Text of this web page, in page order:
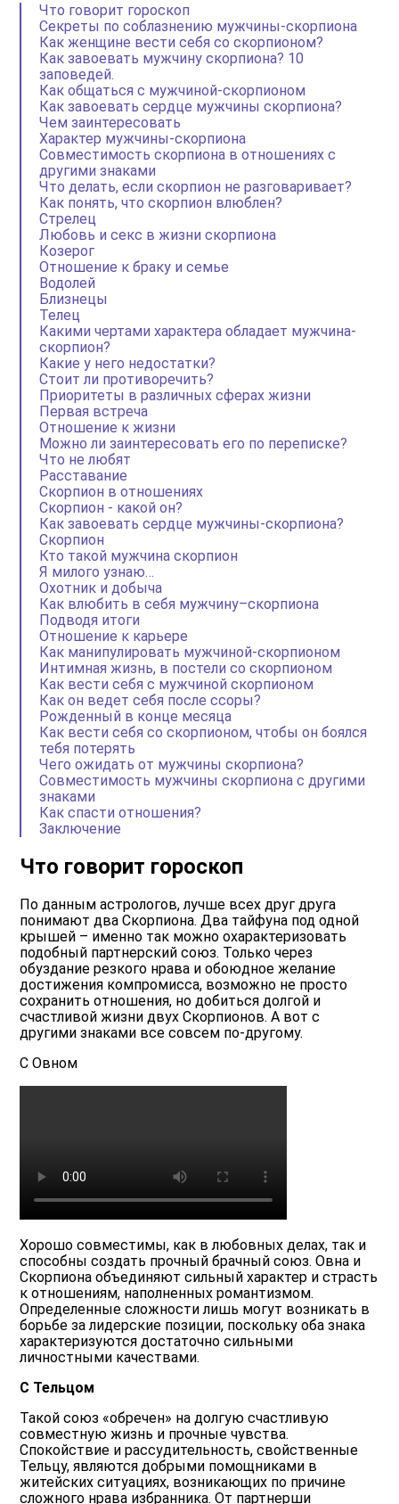
Что говорит гороскоп
Секреты по соблазнению мужчины-скорпиона
Как женщине вести себя со скорпионом?
Как завоевать мужчину скорпиона? 10
заповедей.
Как общаться с мужчиной-скорпионом
Как завоевать сердце мужчины скорпиона?
Чем заинтересовать
Характер мужчины-скорпиона
Совместимость скорпиона в отношениях с
другими знаками
Что делать, если скорпион не разговаривает?
Как понять, что скорпион влюблен?
Стрелец
Любовь и секс в жизни скорпиона
Козерог
Отношение к браку и семье
Водолей
Близнецы
Телец
Какими чертами характера обладает мужчина-
скорпион?
Какие у него недостатки?
Стоит ли противоречить?
Приоритеты в различных сферах жизни
Первая встреча
Отношение к жизни
Можно ли заинтересовать его по переписке?
Что не любят
Расставание
Скорпион в отношениях
Скорпион - какой он?
Как завоевать сердце мужчины-скорпиона?
Скорпион
Кто такой мужчина скорпион
Я милого узнаю…
Охотник и добыча
Как влюбить в себя мужчину–скорпиона
Подводя итоги
Отношение к карьере
Как манипулировать мужчиной-скорпионом
Интимная жизнь, в постели со скорпионом
Как вести себя с мужчиной скорпионом
Как он ведет себя после ссоры?
Рожденный в конце месяца
Как вести себя со скорпионом, чтобы он боялся
тебя потерять
Чего ожидать от мужчины скорпиона?
Совместимость мужчины скорпиона с другими
знаками
Как спасти отношения?
Заключение
Что говорит гороскоп
По данным астрологов, лучше всех друг друга
понимают два Скорпиона. Два тайфуна под одной
крышей – именно так можно охарактеризовать
подобный партнерский союз. Только через
обуздание резкого нрава и обоюдное желание
достижения компромисса, возможно не просто
сохранить отношения, но добиться долгой и
счастливой жизни двух Скорпионов. А вот с
другими знаками все совсем по-другому.
С Овном
Хорошо совместимы, как в любовных делах, так и
способны создать прочный брачный союз. Овна и
Скорпиона объединяют сильный характер и страсть
к отношениям, наполненных романтизмом.
Определенные сложности лишь могут возникать в
борьбе за лидерские позиции, поскольку оба знака
характеризуются достаточно сильными
личностными качествами.
С Тельцом
Такой союз «обречен» на долгую счастливую
совместную жизнь и прочные чувства.
Спокойствие и рассудительность, свойственные
Тельцу, являются добрыми помощниками в
житейских ситуациях, возникающих по причине
сложного нрава избранника. От партнерши